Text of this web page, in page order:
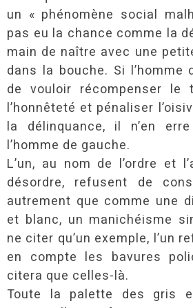
un « phénomène social
pas eu la chance comme la
main de naître avec une
dans la bouche. Si l’homme
de vouloir récompenser le
l’honnêteté et pénaliser
la délinquance, il n’en
l’homme de gauche.
L’un, au nom de l’ordre et
désordre, refusent de
autrement que comme une
et blanc, un manichéisme
ne citer qu’un exemple, l’un
en compte les bavures
citera que celles-là.
Toute la palette des gris